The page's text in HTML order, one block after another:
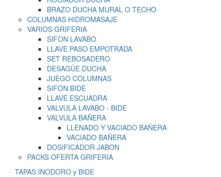
BRAZO DUCHA MURAL O TECHO
COLUMNAS HIDROMASAJE
VARIOS GRIFERIA
SIFON LAVABO
LLAVE PASO EMPOTRADA
SET REBOSADERO
DESAGÜE DUCHA
JUEGO COLUMNAS
SIFON BIDE
LLAVE ESCUADRA
VALVULA LAVABO - BIDE
VALVULA BAÑERA
LLENADO Y VACIADO BAÑERA
VACIADO BAÑERA
DOSIFICADOR JABON
PACKS OFERTA GRIFERIA
TAPAS INODORO y BIDE